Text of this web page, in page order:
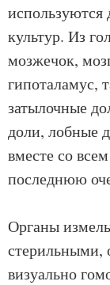
используются
культур. Из
мозжечок,
гипоталамус,
затылочные
доли, лобные
вместе со
последнюю
Органы
визуально